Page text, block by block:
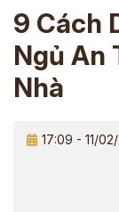
9 Cách
Ngủ An
Nhà
17:09 - 11/